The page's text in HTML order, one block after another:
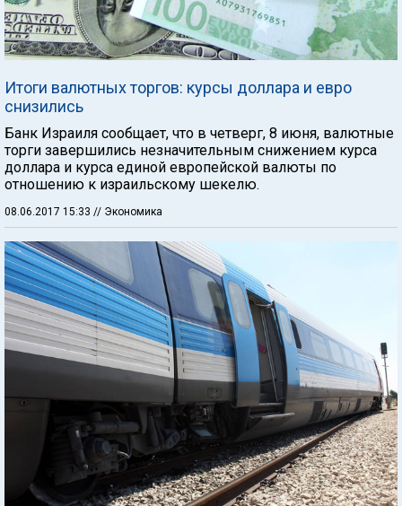
Итоги валютных торгов: курсы доллара и евро
снизились
Банк Израиля сообщает, что в четверг, 8 июня, валютные
торги завершились незначительным снижением курса
доллара и курса единой европейской валюты по
отношению к израильскому шекелю.
08.06.2017 15:33 // Экономика